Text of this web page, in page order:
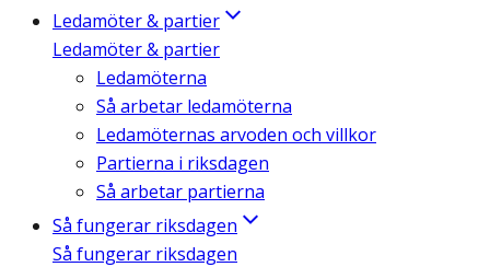
Ledamöter & partier
Ledamöter & partier
Ledamöterna
Så arbetar ledamöterna
Ledamöternas arvoden och villkor
Partierna i riksdagen
Så arbetar partierna
Så fungerar riksdagen
Så fungerar riksdagen